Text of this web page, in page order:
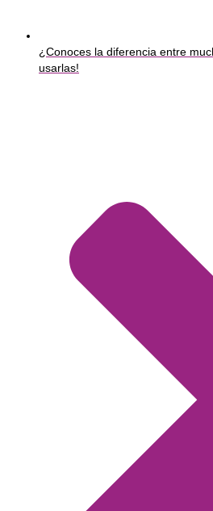
¿Conoces la diferencia entre
usarlas!